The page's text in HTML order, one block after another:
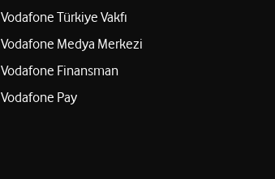
Vodafone Türkiye Vakfı
Vodafone Medya Merkezi
Vodafone Finansman
Vodafone Pay